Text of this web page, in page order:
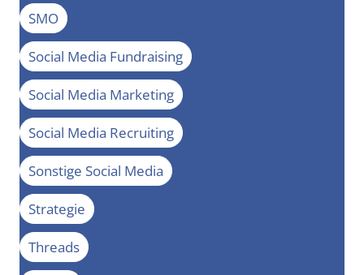
SMO
Social Media Fundraising
Social Media Marketing
Social Media Recruiting
Sonstige Social Media
Strategie
Threads